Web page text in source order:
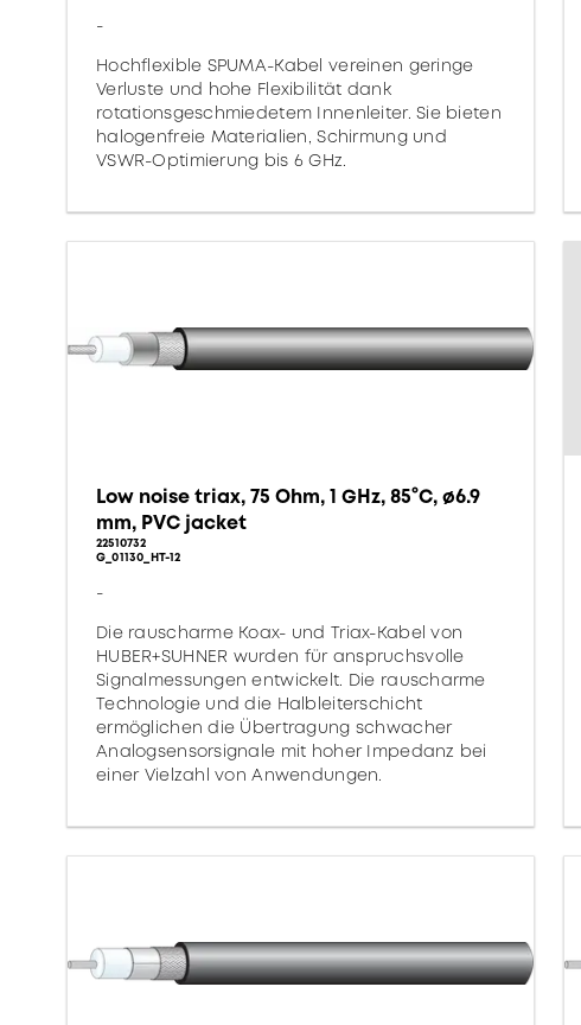
-
Hochflexible SPUMA-Kabel vereinen geringe
Verluste und hohe Flexibilität dank
rotationsgeschmiedetem Innenleiter. Sie bieten
halogenfreie Materialien, Schirmung und
VSWR-Optimierung bis 6 GHz.
Low noise triax, 75 Ohm, 1 GHz, 85°C, ø6.9
mm, PVC jacket
22510732
G_01130_HT-12
-
Die rauscharme Koax- und Triax-Kabel von
HUBER+SUHNER wurden für anspruchsvolle
Signalmessungen entwickelt. Die rauscharme
Technologie und die Halbleiterschicht
ermöglichen die Übertragung schwacher
Analogsensorsignale mit hoher Impedanz bei
einer Vielzahl von Anwendungen.